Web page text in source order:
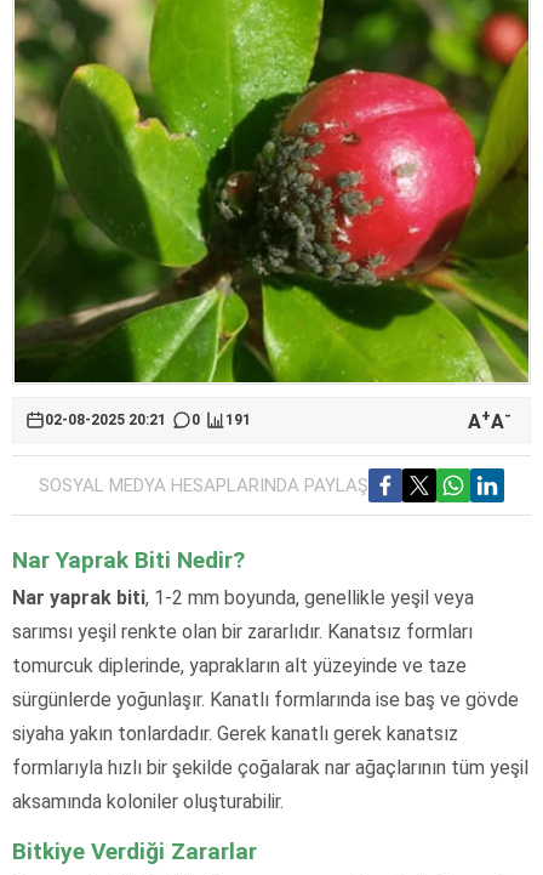
02-08-2025 20:21 0 191 A+A-
SOSYAL MEDYA HESAPLARINDA PAYLAŞ
Nar Yaprak Biti Nedir?
Nar yaprak biti, 1-2 mm boyunda, genellikle yeşil veya
sarımsı yeşil renkte olan bir zararlıdır. Kanatsız formları
tomurcuk diplerinde, yaprakların alt yüzeyinde ve taze
sürgünlerde yoğunlaşır. Kanatlı formlarında ise baş ve gövde
siyaha yakın tonlardadır. Gerek kanatlı gerek kanatsız
formlarıyla hızlı bir şekilde çoğalarak nar ağaçlarının tüm yeşil
aksamında koloniler oluşturabilir.
Bitkiye Verdiği Zararlar